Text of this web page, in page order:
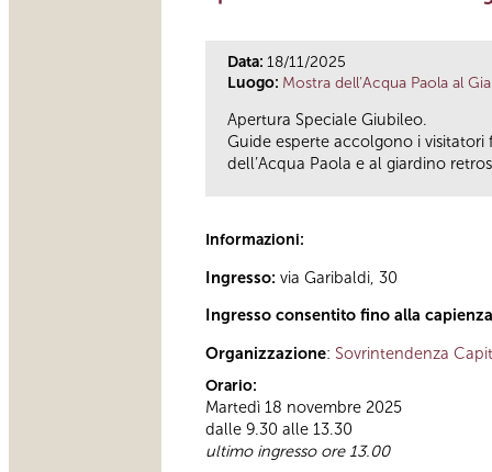
Data: 18/11/2025
Luogo: Mostra dell’Acqua Paola al
Apertura Speciale Giubileo.
Guide esperte accolgono i
dell’Acqua Paola e al giardino
Informazioni:
Ingresso: via Garibaldi, 30
Ingresso consentito fino alla
Organizzazione: Sovrintendenza
Orario:
Martedì 18 novembre 2025
dalle 9.30 alle 13.30
ultimo ingresso ore 13.00